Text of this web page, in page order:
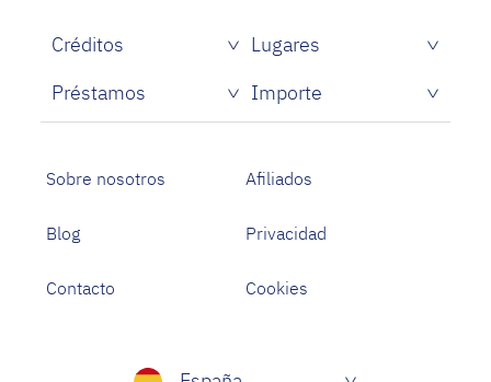
Créditos
Lugares
Préstamos
Importe
Sobre nosotros Afiliados
Blog Privacidad
Contacto Cookies